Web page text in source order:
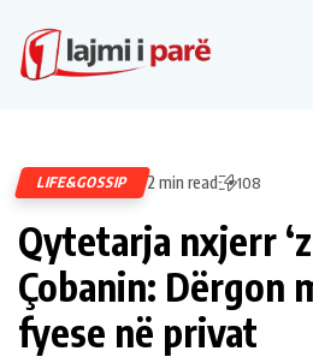
LIFE&GOSSIP 2 min read 108
Qytetarja nxjerr
Çobanin: Dërgon
fyese në privat